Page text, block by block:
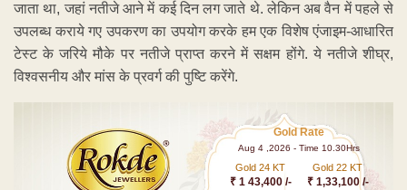
जाता था, जहां नतीजे आने में कई दिन लग जाते थे. लेकिन अब वैन में पहले से
उपलब्ध कराये गए उपकरण का उपयोग करके हम एक विशेष एंजाइम-आधारित
टेस्ट के जरिये मौके पर नतीजे प्राप्त करने में सक्षम होंगे. ये नतीजे शीघ्र,
विश्वसनीय और मांस के प्रवर्ग की पुष्टि करेंगे.
Gold Rate
Aug 4 ,2026 - Time 10.30Hrs
Gold 24 KT
₹ 1 43,400 /-
Gold 22 KT
₹ 1,33,100 /-